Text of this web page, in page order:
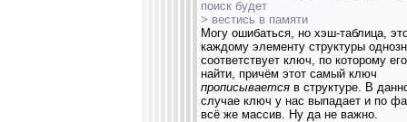
поиск будет
> вестись в памяти
Могу ошибаться, но хэш-таблица,
каждому элементу структуры
соответствует ключ, по которому
найти, причём этот самый ключ
прописывается в структуре. В
случае ключ у нас выпадает и по
всё же массив. Ну да не важно.